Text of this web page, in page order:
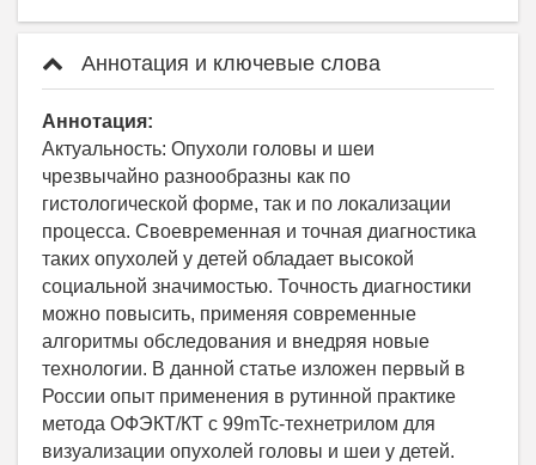
Аннотация и ключевые слова
Аннотация:
Актуальность: Опухоли головы и шеи
чрезвычайно разнообразны как по
гистологической форме, так и по локализации
процесса. Своевременная и точная диагностика
таких опухолей у детей обладает высокой
социальной значимостью. Точность диагностики
можно повысить, применяя современные
алгоритмы обследования и внедряя новые
технологии. В данной статье изложен первый в
России опыт применения в рутинной практике
метода ОФЭКТ/КТ с 99mTc-технетрилом для
визуализации опухолей головы и шеи у детей.